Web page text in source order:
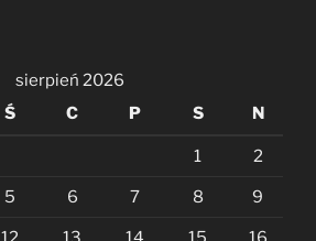
sierpień 2026
Ś C P S N
1 2
5 6 7 8 9